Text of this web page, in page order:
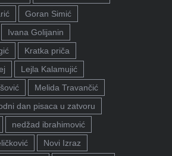
Goran Simić
Ivana Golijanin
Kratka priča
Lejla Kalamujić
Melida Travančić
dan pisaca u zatvoru
nedžad ibrahimović
Novi Izraz